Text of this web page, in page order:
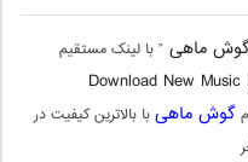
ماهی ” با لینک مستقیم
Download New
گوش ماهیبا بالاترین کیفیت در